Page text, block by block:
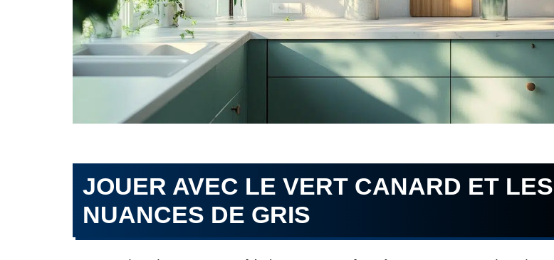
JOUER AVEC LE VERT CANARD ET LES
NUANCES DE GRIS